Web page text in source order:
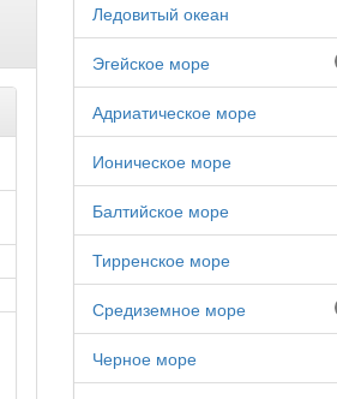
Ледовитый океан
Эгейское море
Адриатическое море
Ионическое море
Балтийское море
Тирренское море
Средиземное море
Черное море